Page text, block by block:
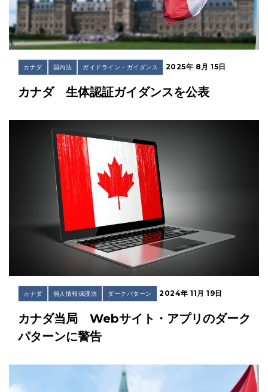
カナダ 国内法 ガイドライン・ガイダンス 2025年 8月 15日
カナダ 生体認証ガイダンスを公表
カナダ 個人情報保護法 ダークパターン 2024年 11月 19日
カナダ当局 Webサイト・アプリのダーク
パターンに警告